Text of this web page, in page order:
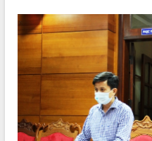
VIDEO